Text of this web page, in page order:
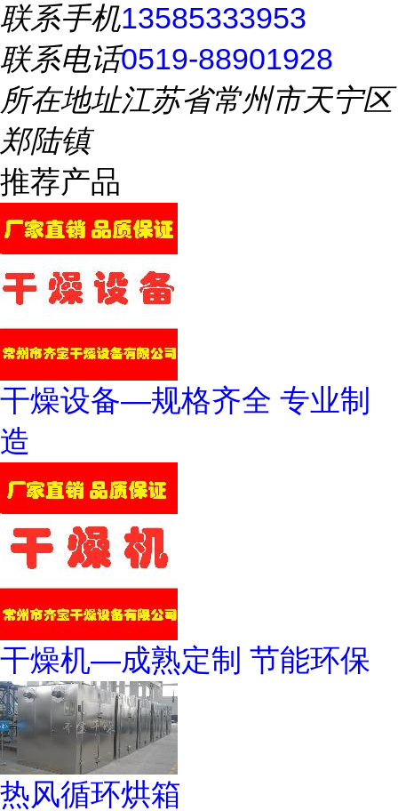
联系手机13585333953
联系电话0519-88901928
所在地址江苏省常州市天宁区
郑陆镇
推荐产品
干燥设备—规格齐全 专业制
造
干燥机—成熟定制 节能环保
热风循环烘箱